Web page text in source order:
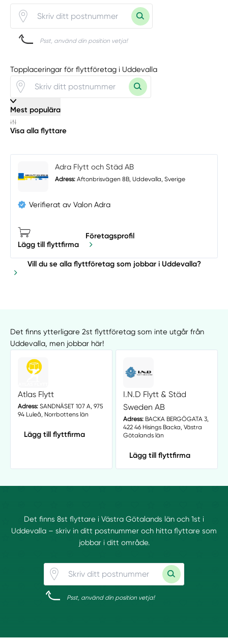
Psst, använd din position vetja!
Topplaceringar för flyttföretag i Uddevalla
Mest populära
Visa alla flyttare
Adra Flytt och Städ AB
Adress: Aftonbrisvägen 8B, Uddevalla, Sverige
Verifierat av Valon Adra
Lägg till flyttfirma
Företagsprofil
Vill du se alla flyttföretag som jobbar i Uddevalla?
Det finns ytterligare 2st flyttföretag som inte utgår från
Uddevalla, men jobbar här!
Atlas Flytt
Adress:SANDNÄSET 107 A, 975
94 Luleå, Norrbottens län
Lägg till flyttfirma
I.N.D Flytt & Städ
Sweden AB
Adress:BACKA BERGÖGATA 3,
422 46 Hisings Backa, Västra
Götalands län
Lägg till flyttfirma
Det finns 8st flyttare i Västra Götalands län och 1st i
Uddevalla – skriv in ditt postnummer och hitta flyttare som
jobbar i ditt område.
Psst, använd din position vetja!